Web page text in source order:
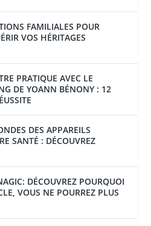
FAMILIALES POUR
VOS HÉRITAGES
PRATIQUE AVEC LE
DE YOANN BÉNONY : 12
DES APPAREILS
SANTÉ : DÉCOUVREZ
DÉCOUVREZ POURQUOI
VOUS NE POURREZ PLUS